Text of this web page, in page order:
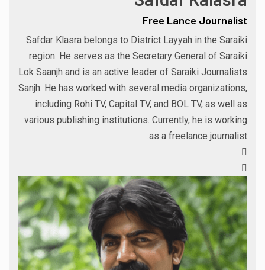
Free Lance Journalist
Safdar Klasra belongs to District Layyah in the Saraiki
region. He serves as the Secretary General of Saraiki
Lok Saanjh and is an active leader of Saraiki Journalists
Sanjh. He has worked with several media organizations,
including Rohi TV, Capital TV, and BOL TV, as well as
various publishing institutions. Currently, he is working
as a freelance journalist.